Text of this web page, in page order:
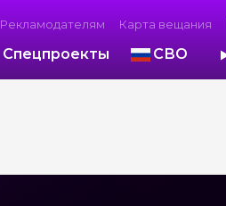
Рекламодателям Карта вещания
Спецпроекты СВО